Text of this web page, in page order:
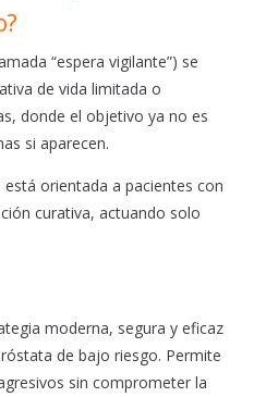
“espera vigilante”) se
de vida limitada o
donde el objetivo ya no es
si aparecen.
orientada a pacientes con
curativa, actuando solo
moderna, segura y eficaz
de bajo riesgo. Permite
sin comprometer la